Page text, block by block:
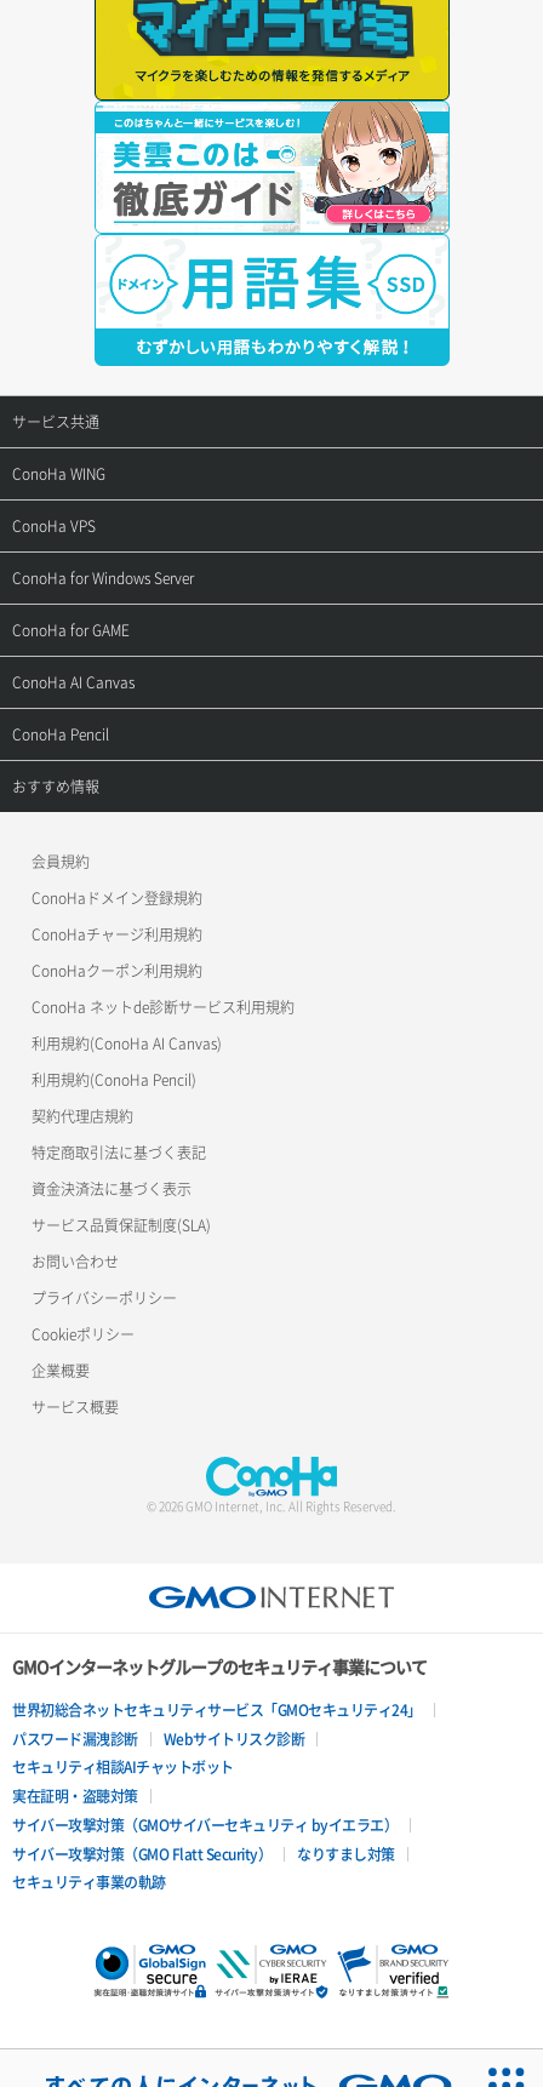
サービス共通
サポートトップ
ご契約・お支払い
お問い合わせ
ConoHa WING
サポートトップ
ご利用ガイド
よくある質問
ConoHa VPS
サポートトップ
ご利用ガイド
APIドキュメントVPS3.0
ConoHa for Windows Server
サポートトップ
ご利用ガイド
APIドキュメントVPS3.0
ConoHa for GAME
サポートトップ
ご利用ガイド
ConoHa AI Canvas
サポートトップ
ご利用ガイド
ConoHa Pencil
サポートトップ
おすすめ情報
美雲このは徹底ガイド
会員規約
ConoHaドメイン登録規約
ConoHaチャージ利用規約
ConoHaクーポン利用規約
ConoHa ネットde診断サービス利用規約
利用規約(ConoHa AI Canvas)
利用規約(ConoHa Pencil)
契約代理店規約
特定商取引法に基づく表記
資金決済法に基づく表示
サービス品質保証制度(SLA)
お問い合わせ
プライバシーポリシー
Cookieポリシー
企業概要
サービス概要
© 2026 GMO Internet, Inc. All Rights Reserved.
GMOインターネットグループのセキュリティ事業について
世界初総合ネットセキュリティサービス「GMOセキュリティ24」
パスワード漏洩診断
Webサイトリスク診断
セキュリティ相談AIチャットボット
実在証明・盗聴対策
サイバー攻撃対策（GMOサイバーセキュリティ byイエラエ）
サイバー攻撃対策（GMO Flatt Security）
なりすまし対策
セキュリティ事業の軌跡